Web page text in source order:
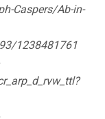
Caspers/Ab-in-
1238481761